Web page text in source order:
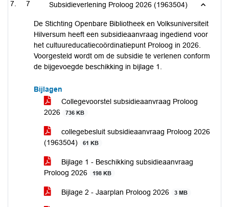
7 Subsidieverlening Proloog 2026 (1963504)
De Stichting Openbare Bibliotheek en Volksuniversiteit
Hilversum heeft een subsidieaanvraag ingediend voor
het cultuureducatiecoördinatiepunt Proloog in 2026.
Voorgesteld wordt om de subsidie te verlenen conform
de bijgevoegde beschikking in bijlage 1.
Bijlagen
Collegevoorstel subsidieaanvraag Proloog
2026
736 KB
collegebesluit subsidieaanvraag Proloog 2026
(1963504)
61 KB
Bijlage 1 - Beschikking subsidieaanvraag
Proloog 2026
198 KB
Bijlage 2 - Jaarplan Proloog 2026 3 MB